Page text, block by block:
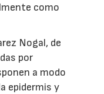
como
Nogal, de
por
a modo
epidermis y